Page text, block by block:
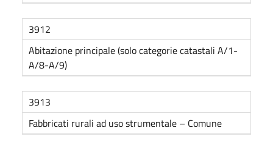
3912
Abitazione principale (solo categorie catastali A/1-
A/8-A/9)
3913
Fabbricati rurali ad uso strumentale – Comune